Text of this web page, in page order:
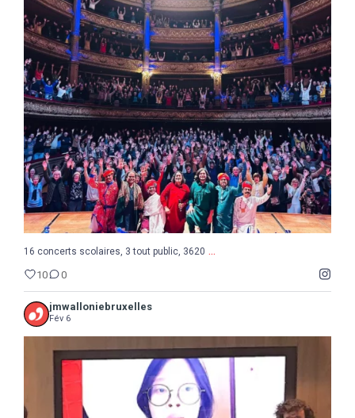
16 concerts scolaires, 3 tout public, 3620 ...
10 0
16 concerts scolaires, 3 tout public, 3620 ...
10 0
jmwalloniebruxelles
Fév 6